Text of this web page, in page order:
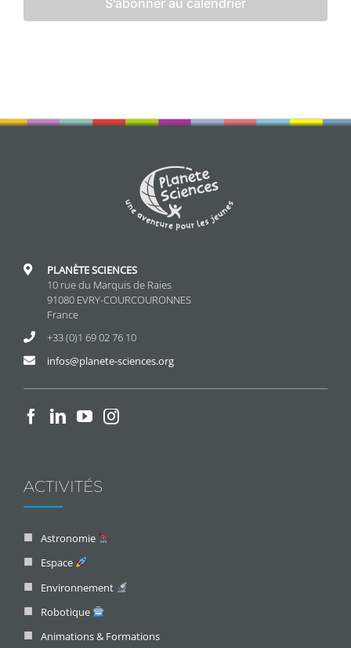
PLANÈTE SCIENCES
10 rue du Marquis de Raies
91080 EVRY-COURCOURONNES
France
+33 (0)1 69 02 76 10
infos@planete-sciences.org
ACTIVITÉS
Astronomie
Espace
Environnement
Robotique
Animations & Formations